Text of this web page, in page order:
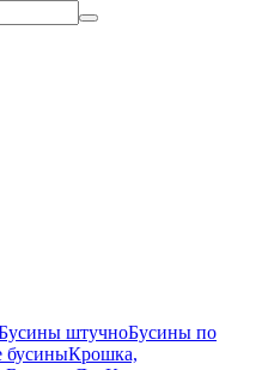
штучноБусины по
бусиныКрошка,